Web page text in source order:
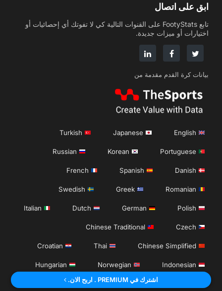
ابق على اتصال
تابع FootyStats على القنوات التالية كي لا تفوتك أي إحصائيات أو
اختيارات أو ميزات جديدة.
بيانات كرة القدم مقدمة من
English
Japanese
Turkish
Portuguese
Korean
Russian
Danish
Spanish
French
Romanian
Greek
Swedish
Polish
German
Dutch
Italian
Czech
Chinese Traditional
Chinese Simplified
Thai
Croatian
Indonesian
Norwegian
Hungarian
Bulgarian
Serbian
اشترك في PREMIUM . اربح الان.